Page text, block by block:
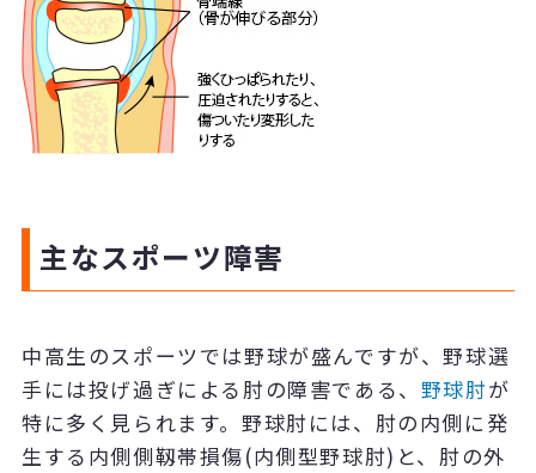
主なスポーツ障害
中高生のスポーツでは野球が盛んですが、野球選
手には投げ過ぎによる肘の障害である、 野球肘が
特に多く見られます。野球肘には、肘の内側に発
生する内側側靱帯損傷(内側型野球肘)と、肘の外